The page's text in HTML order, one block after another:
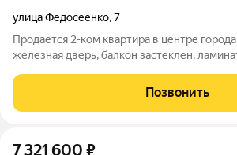
улица Федосеенко,7
Продается 2-ком квартира в центре
железная дверь, балкон застеклен,
собственник. Вся сума в договоре.Быстры
шаговой доступности
Позвонить
7 321 600 ₽